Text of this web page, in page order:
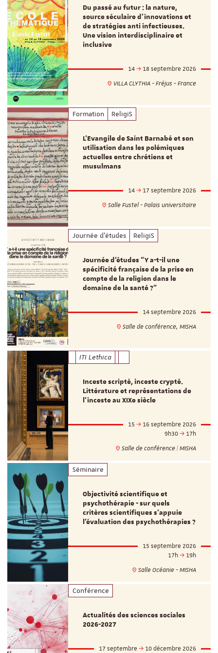
Du passé au futur : la nature,
source séculaire d’innovations et
de stratégies anti infectieuses.
Une vision interdisciplinaire et
inclusive
14
18 septembre 2026
VILLA CLYTHIA - Fréjus - France
Formation ReligiS
L’Evangile de Saint Barnabé et son
utilisation dans les polémiques
actuelles entre chrétiens et
musulmans
14
17 septembre 2026
Salle Fustel - Palais universitaire
Journée d'études ReligiS
Journée d’études "Y a-t-il une
spécificité française de la prise en
compte de la religion dans le
domaine de la santé ?"
14 septembre 2026
Salle de conférence, MISHA
ITI Lethica
Inceste scripté, inceste crypté.
Littérature et représentations de
l’inceste au XIXe siècle
15
16 septembre 2026
9h30
17h
Salle de conférence | MISHA
Séminaire
Objectivité scientifique et
psychothérapie - sur quels
critères scientifiques s'appuie
l'évaluation des psychothérapies ?
15 septembre 2026
17h
19h
Salle Océanie - MISHA
Conférence
Actualités des sciences sociales
2026-2027
17 septembre
10 décembre 2026